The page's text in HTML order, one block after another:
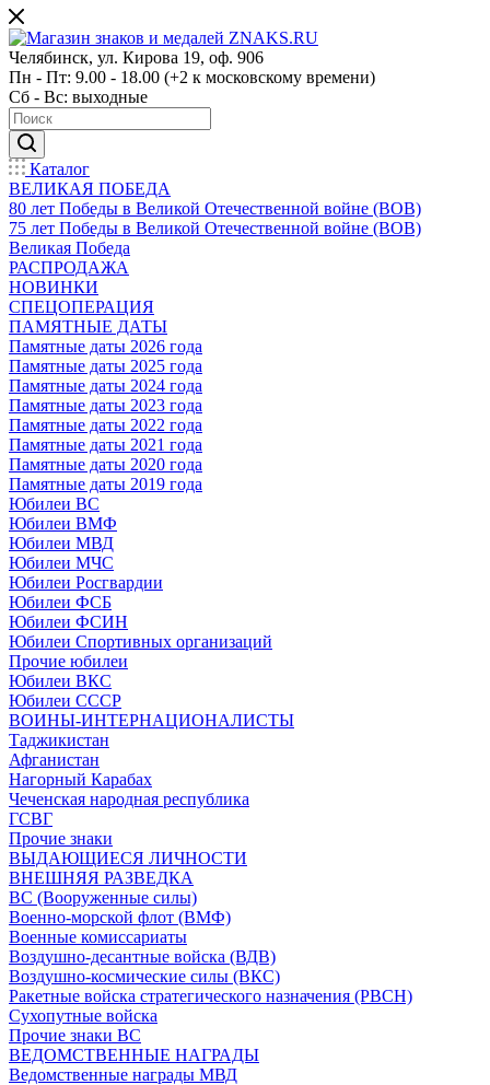
Челябинск, ул. Кирова 19, оф. 906
Пн - Пт: 9.00 - 18.00 (+2 к московскому времени)
Сб - Вс: выходные
Каталог
ВЕЛИКАЯ ПОБЕДА
80 лет Победы в Великой Отечественной войне (ВОВ)
75 лет Победы в Великой Отечественной войне (ВОВ)
Великая Победа
РАСПРОДАЖА
НОВИНКИ
СПЕЦОПЕРАЦИЯ
ПАМЯТНЫЕ ДАТЫ
Памятные даты 2026 года
Памятные даты 2025 года
Памятные даты 2024 года
Памятные даты 2023 года
Памятные даты 2022 года
Памятные даты 2021 года
Памятные даты 2020 года
Памятные даты 2019 года
Юбилеи ВС
Юбилеи ВМФ
Юбилеи МВД
Юбилеи МЧС
Юбилеи Росгвардии
Юбилеи ФСБ
Юбилеи ФСИН
Юбилеи Спортивных организаций
Прочие юбилеи
Юбилеи ВКС
Юбилеи СССР
ВОИНЫ-ИНТЕРНАЦИОНАЛИСТЫ
Таджикистан
Афганистан
Нагорный Карабах
Чеченская народная республика
ГСВГ
Прочие знаки
ВЫДАЮЩИЕСЯ ЛИЧНОСТИ
ВНЕШНЯЯ РАЗВЕДКА
ВС (Вооруженные силы)
Военно-морской флот (ВМФ)
Военные комиссариаты
Воздушно-десантные войска (ВДВ)
Воздушно-космические силы (ВКС)
Ракетные войска стратегического назначения (РВСН)
Сухопутные войска
Прочие знаки ВС
ВЕДОМСТВЕННЫЕ НАГРАДЫ
Ведомственные награды МВД